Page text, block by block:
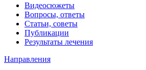
Видеосюжеты
Вопросы, ответы
Статьи, советы
Публикации
Результаты лечения
Направления